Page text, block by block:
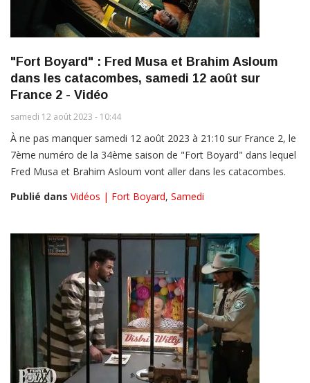
"Fort Boyard" : Fred Musa et Brahim Asloum
dans les catacombes, samedi 12 août sur
France 2 - Vidéo
samedi 12 août 2023 - 10:44
À ne pas manquer samedi 12 août 2023 à 21:10 sur France 2, le
7ème numéro de la 34ème saison de "Fort Boyard" dans lequel
Fred Musa et Brahim Asloum vont aller dans les catacombes.
Publié dans Vidéos | Fort Boyard, Samedi